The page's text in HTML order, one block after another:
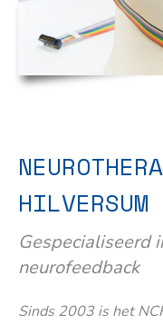
HILVERSUM
Gespecialiseerd
neurofeedback
Sinds 2003 is het